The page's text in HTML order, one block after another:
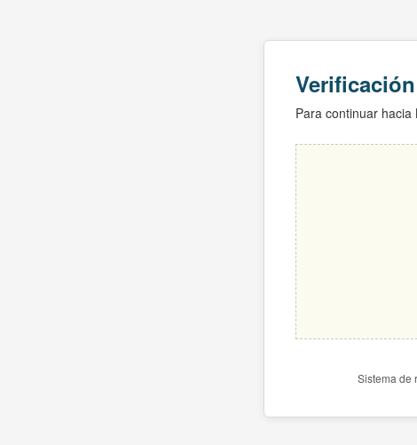
Para continuar
Sistema de